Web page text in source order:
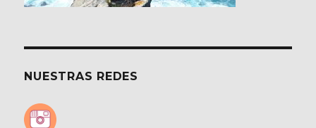
NUESTRAS REDES